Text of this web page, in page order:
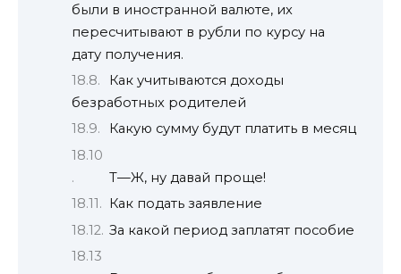
были в иностранной валюте, их
пересчитывают в рубли по курсу на
дату получения.
Как учитываются доходы
безработных родителей
Какую сумму будут платить в месяц
Т—Ж, ну давай проще!
Как подать заявление
За какой период заплатят пособие